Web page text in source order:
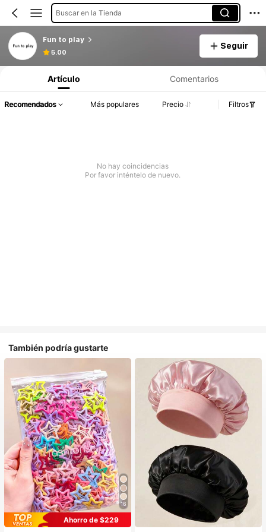
Buscar en la Tienda
Fun to play
5.00
Seguir
Artículo Comentarios
Recomendados Más populares Precio Filtros
No hay coincidencias
Por favor inténtelo de nuevo.
También podría gustarte
16
Ahorro de $229
#1 Más vendidos
en Casual Accesorios para el cabello de las mujere
¡Casi agotado!